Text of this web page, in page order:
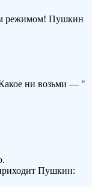
режимом! Пушкин
ни возьми — "
Пушкин: